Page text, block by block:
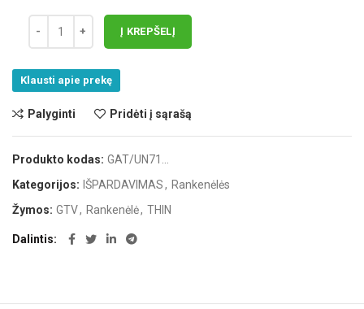
Į KREPŠELĮ
Klausti apie prekę
Palyginti Pridėti į sąrašą
Produkto kodas: GAT/UN71...
Kategorijos: IŠPARDAVIMAS, Rankenėlės
Žymos: GTV, Rankenėlė, THIN
Dalintis